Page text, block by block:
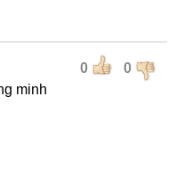
0 0
minh